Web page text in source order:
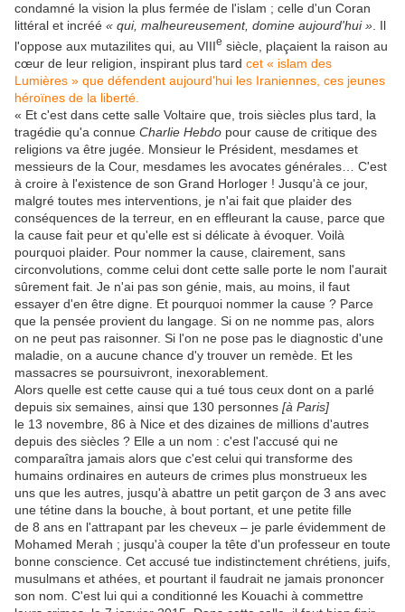
condamné la vision la plus fermée de l'islam ; celle d'un Coran
littéral et incréé « qui, malheureusement, domine aujourd'hui » . Il
l'oppose aux mutazilites qui, au VIIIe siècle, plaçaient la raison au
cœur de leur religion, inspirant plus tard cet « islam des
Lumières » que défendent aujourd'hui les Iraniennes, ces jeunes
héroïnes de la liberté.
« Et c'est dans cette salle Voltaire que, trois siècles plus tard, la
tragédie qu'a connue Charlie Hebdo pour cause de critique des
religions va être jugée. Monsieur le Président, mesdames et
messieurs de la Cour, mesdames les avocates générales… C'est
à croire à l'existence de son Grand Horloger ! Jusqu'à ce jour,
malgré toutes mes interventions, je n'ai fait que plaider des
conséquences de la terreur, en en effleurant la cause, parce que
la cause fait peur et qu'elle est si délicate à évoquer. Voilà
pourquoi plaider. Pour nommer la cause, clairement, sans
circonvolutions, comme celui dont cette salle porte le nom l'aurait
sûrement fait. Je n'ai pas son génie, mais, au moins, il faut
essayer d'en être digne. Et pourquoi nommer la cause ? Parce
que la pensée provient du langage. Si on ne nomme pas, alors
on ne peut pas raisonner. Si l'on ne pose pas le diagnostic d'une
maladie, on a aucune chance d'y trouver un remède. Et les
massacres se poursuivront, inexorablement.
Alors quelle est cette cause qui a tué tous ceux dont on a parlé
depuis six semaines, ainsi que 130 personnes [à Paris]
le 13 novembre, 86 à Nice et des dizaines de millions d'autres
depuis des siècles ? Elle a un nom : c'est l'accusé qui ne
comparaîtra jamais alors que c'est celui qui transforme des
humains ordinaires en auteurs de crimes plus monstrueux les
uns que les autres, jusqu'à abattre un petit garçon de 3 ans avec
une tétine dans la bouche, à bout portant, et une petite fille
de 8 ans en l'attrapant par les cheveux – je parle évidemment de
Mohamed Merah ; jusqu'à couper la tête d'un professeur en toute
bonne conscience. Cet accusé tue indistinctement chrétiens, juifs,
musulmans et athées, et pourtant il faudrait ne jamais prononcer
son nom. C'est lui qui a conditionné les Kouachi à commettre